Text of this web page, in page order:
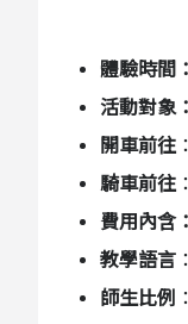
體驗時間：
活動對象：
開車前往
騎車前往
費用內含：
教學語言 ：
師生比例 ：